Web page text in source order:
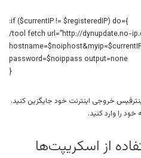
:if ($currentIP != $registeredIP) do={
/tool fetch url=”http://dynupdate.no-
password=$noippass output=none
}
خود را وارد کنید.
از اسکریپت‌ها